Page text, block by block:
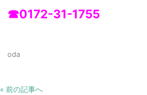
☎0172-31-1755
oda
« 前の記事へ